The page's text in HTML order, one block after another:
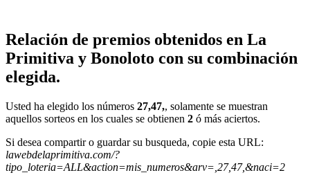
Relación de premios obtenidos en La
Primitiva y Bonoloto con su combinación
elegida.
Usted ha elegido los números 27,47,, solamente se muestran
aquellos sorteos en los cuales se obtienen 2 ó más aciertos.
Si desea compartir o guardar su busqueda, copie esta URL:
lawebdelaprimitiva.com/?
tipo_loteria=ALL&action=mis_numeros&arv=,27,47,&naci=2